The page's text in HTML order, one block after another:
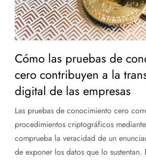
Cómo las pruebas de
cero contribuyen a la
digital de las empresas
Las pruebas de conocimiento cero
procedimientos criptográficos
comprueba la veracidad de un
de exponer los datos que lo